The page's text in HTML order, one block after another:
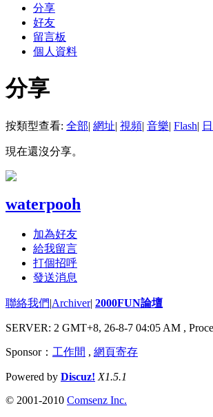
分享
好友
留言板
個人資料
分享
按類型查看: 全部| 網址| 視頻| 音樂| Flash|
現在還沒分享。
waterpooh
加為好友
給我留言
打個招呼
發送消息
聯絡我們|Archiver| 2000FUN論壇
SERVER: 2 GMT+8, 26-8-7 04:05 AM ,
Sponsor： 工作間 , 網頁寄存
Powered by Discuz! X1.5.1
© 2001-2010 Comsenz Inc.